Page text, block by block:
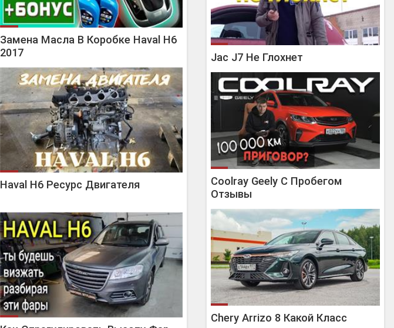
Замена Масла В Коробке Haval H6
2017
Haval H6 Ресурс Двигателя
Jac J7 Не Глохнет
Coolray Geely С Пробегом
Отзывы
Chery Arrizo 8 Какой Класс